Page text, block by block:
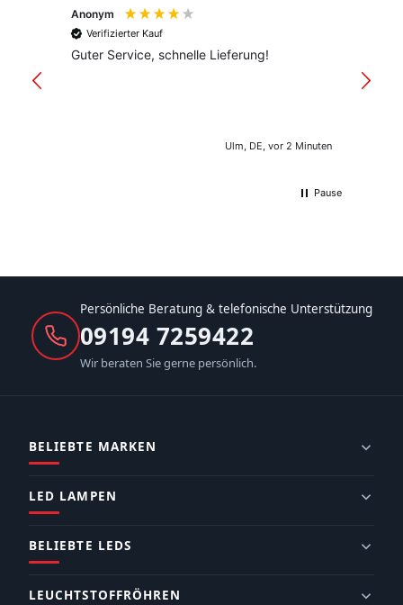
Anonym
Verifizierter Kauf
Guter Service, schnelle Lieferung!
Ulm, DE, vor 2 Minuten
Pause
Persönliche Beratung & telefonische Unterstützung
09194 7259422
Wir beraten Sie gerne persönlich.
BELIEBTE MARKEN
LED LAMPEN
BELIEBTE LEDS
LEUCHTSTOFFRÖHREN